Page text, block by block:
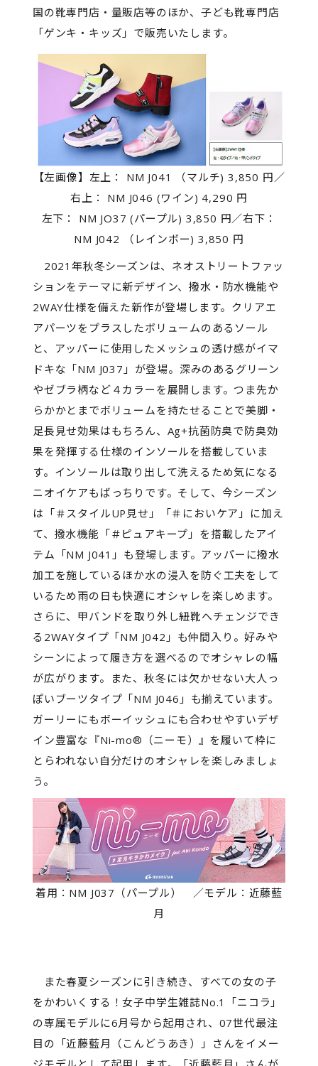
国の靴専門店・量販店等のほか、子ども靴専門店
「ゲンキ・キッズ」で販売いたします。
【左画像】左上： NM J041 （マルチ) 3,850 円／
右上： NM J046 (ワイン) 4,290 円
左下： NM JO37 (パープル) 3,850 円／右下：
NM J042 （レインボー) 3,850 円
2021年秋冬シーズンは、ネオストリートファッ
ションをテーマに新デザイン、撥水・防水機能や
2WAY仕様を備えた新作が登場します。クリアエ
アパーツをプラスしたボリュームのあるソール
と、アッパーに使用したメッシュの透け感がイマ
ドキな「NM J037」が登場。深みのあるグリーン
やゼブラ柄など４カラーを展開します。つま先か
らかかとまでボリュームを持たせることで美脚・
足長見せ効果はもちろん、Ag+抗菌防臭で防臭効
果を発揮する仕様のインソールを搭載していま
す。インソールは取り出して洗えるため気になる
ニオイケアもばっちりです。そして、今シーズン
は「＃スタイルUP見せ」「＃においケア」に加え
て、撥水機能「＃ピュアキープ」を搭載したアイ
テム「NM J041」も登場します。アッパーに撥水
加工を施しているほか水の浸入を防ぐ工夫をして
いるため雨の日も快適にオシャレを楽しめます。
さらに、甲バンドを取り外し紐靴へチェンジでき
る2WAYタイプ「NM J042」も仲間入り。好みや
シーンによって履き方を選べるのでオシャレの幅
が広がります。また、秋冬には欠かせない大人っ
ぽいブーツタイプ「NM J046」も揃えています。
ガーリーにもボーイッシュにも合わせやすいデザ
イン豊富な『Ni-mo®（ニーモ）』を履いて枠に
とらわれない自分だけのオシャレを楽しみましょ
う。
着用：NM J037（パープル） ／モデル：近藤藍
月
また春夏シーズンに引き続き、すべての女の子
をかわいくする！女子中学生雑誌No.1「ニコラ」
の専属モデルに6月号から起用され、07世代最注
目の「近藤藍月（こんどうあき）」さんをイメー